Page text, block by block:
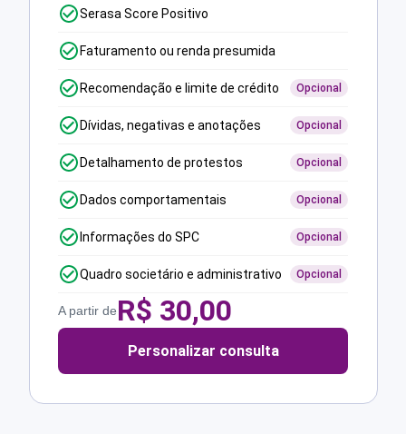
Serasa Score Positivo
Faturamento ou renda presumida
Recomendação e limite de crédito Opcional
Dívidas, negativas e anotações Opcional
Detalhamento de protestos Opcional
Dados comportamentais Opcional
Informações do SPC Opcional
Quadro societário e administrativo Opcional
A partir deR$ 30,00
Personalizar consulta